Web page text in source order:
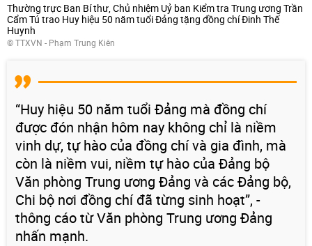
Thường trực Ban Bí thư, Chủ nhiệm Uỷ ban Kiểm tra Trung ương Trần
Cẩm Tú trao Huy hiệu 50 năm tuổi Đảng tặng đồng chí Đinh Thế
Huynh
© TTXVN - Phạm Trung Kiên
“Huy hiệu 50 năm tuổi Đảng mà đồng chí
được đón nhận hôm nay không chỉ là niềm
vinh dự, tự hào của đồng chí và gia đình, mà
còn là niềm vui, niềm tự hào của Đảng bộ
Văn phòng Trung ương Đảng và các Đảng bộ,
Chi bộ nơi đồng chí đã từng sinh hoạt”, -
thông cáo từ Văn phòng Trung ương Đảng
nhấn mạnh.